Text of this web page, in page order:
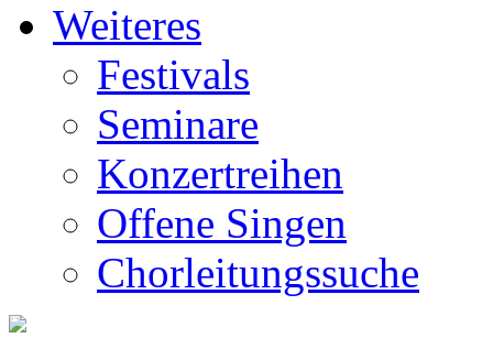
Weiteres
Festivals
Seminare
Konzertreihen
Offene Singen
Chorleitungssuche